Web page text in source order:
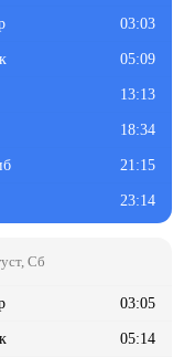
03:03
05:09
13:13
18:34
21:15
23:14
03:05
05:14